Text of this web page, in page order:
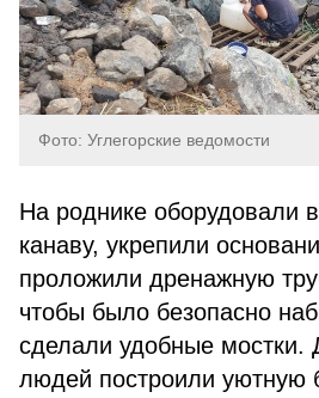
Фото: Углегорские ведомости
На роднике оборудовали
канаву, укрепили
проложили дренажную
чтобы было безопасно
сделали удобные
людей построили уютную